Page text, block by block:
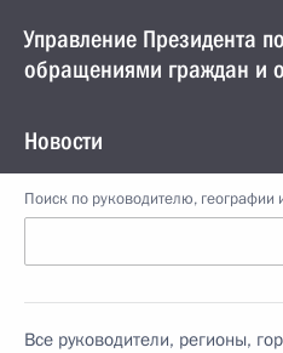
Управление Президента
обращениями граждан и
Новости
Поиск по руководителю, географии
Все руководители, регионы,